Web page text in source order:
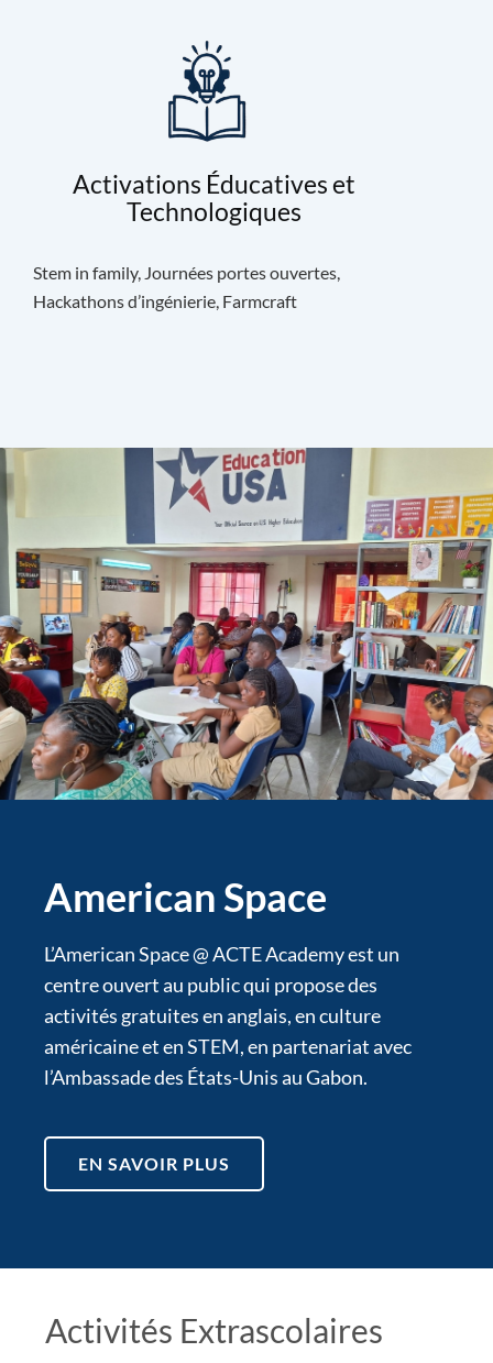
Activations Éducatives et
Technologiques
Stem in family, Journées portes ouvertes,
Hackathons d’ingénierie, Farmcraft
American Space
L’American Space @ ACTE Academy est un
centre ouvert au public qui propose des
activités gratuites en anglais, en culture
américaine et en STEM, en partenariat avec
l’Ambassade des États-Unis au Gabon.
EN SAVOIR PLUS
Activités Extrascolaires